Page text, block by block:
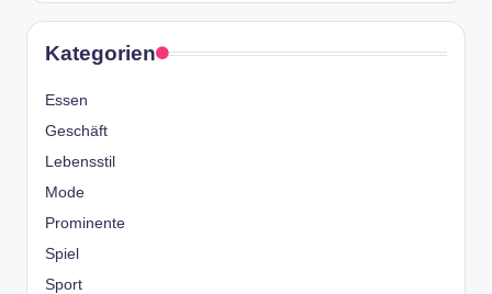
Kategorien
Essen
Geschäft
Lebensstil
Mode
Prominente
Spiel
Sport